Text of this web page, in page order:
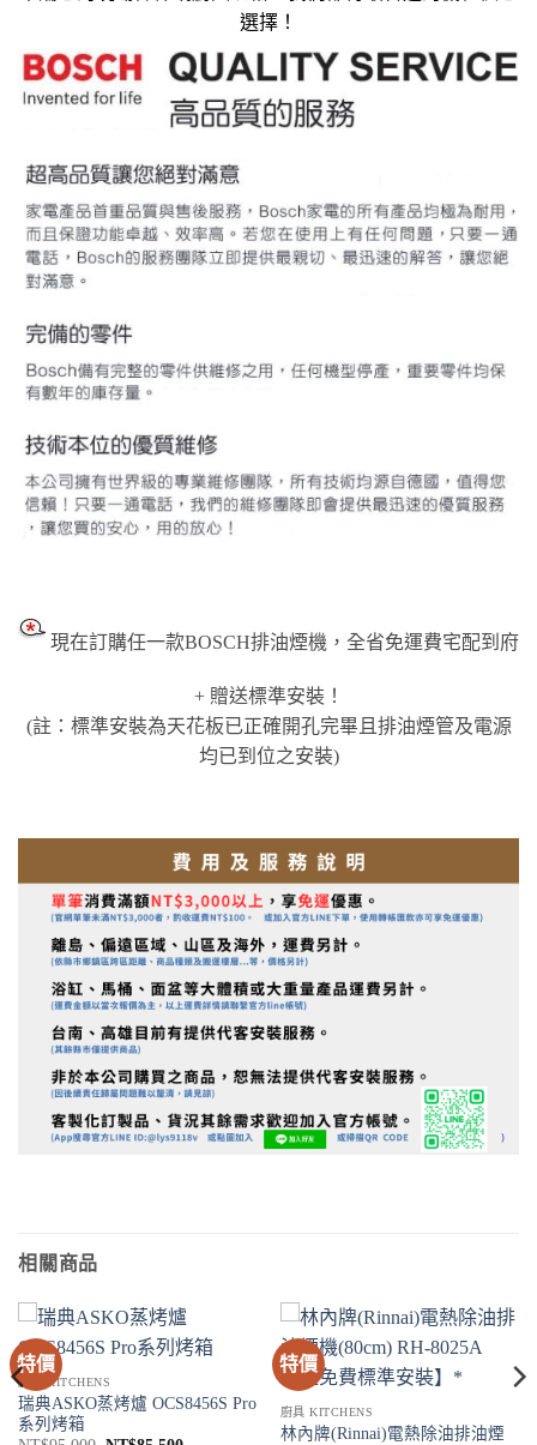
選擇！
現在訂購任一款BOSCH排油煙機，全省免運費宅配到府
+ 贈送標準安裝！
(註：標準安裝為天花板已正確開孔完畢且排油煙管及電源
均已到位之安裝)
相關商品
特價
廚具 KITCHENS
瑞典ASKO蒸烤爐 OCS8456S Pro
系列烤箱
特價
廚具 KITCHENS
林內牌(Rinnai)電熱除油排油煙